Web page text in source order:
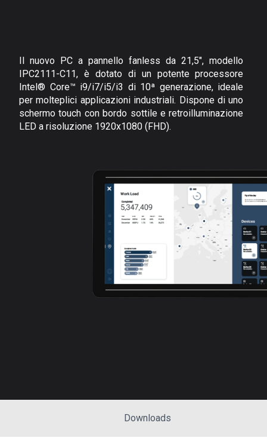
Il nuovo PC a pannello fanless da 21,5", modello
IPC2111-C11, è dotato di un potente processore
Intel® Core™ i9/i7/i5/i3 di 10ª generazione, ideale
per molteplici applicazioni industriali. Dispone di uno
schermo touch con bordo sottile e retroilluminazione
LED a risoluzione 1920x1080 (FHD).
Downloads